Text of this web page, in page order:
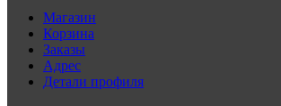
Магазин
Корзина
Заказы
Адрес
Детали профиля